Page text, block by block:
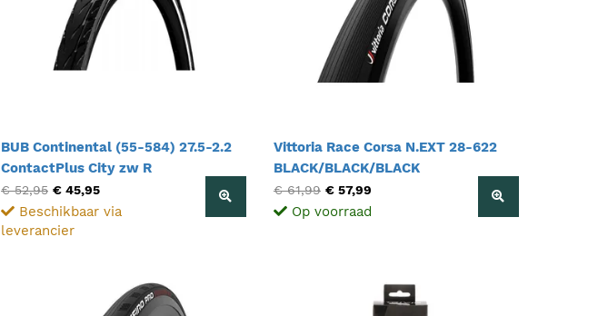
BUB Continental (55-584) 27.5-2.2
ContactPlus City zw R
€ 52,95 € 45,95
Beschikbaar via
leverancier
Vittoria Race Corsa N.EXT 28-622
BLACK/BLACK/BLACK
€ 61,99 € 57,99
Op voorraad